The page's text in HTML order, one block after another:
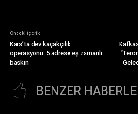
Önceki İçerik
Kars’ta dev kaçakçılık
operasyonu: 5 adrese eş zamanlı
baskın
BENZER